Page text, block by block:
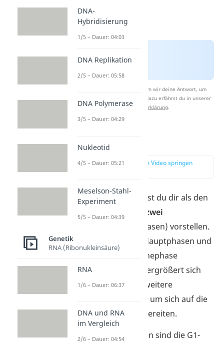
Nach Beantwortung speichern wir deine Antwort, um
Studyflix zu verbessern. Mehr dazu erfährst du in unserer
Datenschutzerklärung.
Interphase
zur Stelle im Video springen
Die Interphase kannst du dir als den
Zeitraum zwischen zwei
(M-Phasen) vorstellen.
Sie setzt sich aus 3 Hauptphasen und
einer optionalen Ruhephase
zusammen. Bei ihr vergrößert sich
die Zelle und bildet weitere
Zellbestandteile aus, um sich auf die
Zellteilungen vorzubereiten.
Die drei Hauptphasen sind die G1-
DNA-
Hybridisierung
1/5 – Dauer: 04:03
DNA Replikation
2/5 – Dauer: 05:58
DNA Polymerase
3/5 – Dauer: 04:29
Nukleotid
4/5 – Dauer: 05:21
Meselson-Stahl-
Experiment
5/5 – Dauer: 04:39
Genetik
RNA (Ribonukleinsäure)
RNA
1/6 – Dauer: 06:37
DNA und RNA
im Vergleich
2/6 – Dauer: 04:54